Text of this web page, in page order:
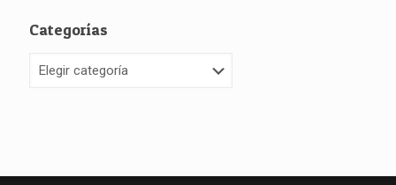
Categorías